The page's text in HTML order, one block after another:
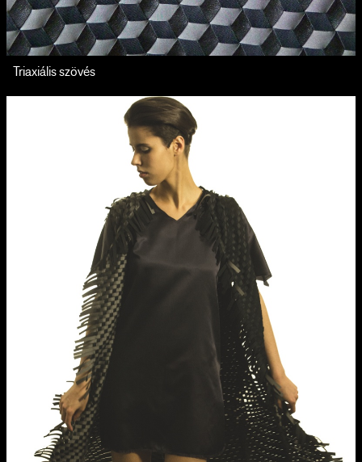
Triaxiális szövés